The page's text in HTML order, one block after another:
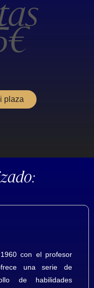
plaza
con el profesor
una serie de
de habilidades